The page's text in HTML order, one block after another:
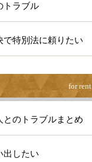
トラブル
で特別法に頼りたい
for rent
とのトラブルまとめ
出したい